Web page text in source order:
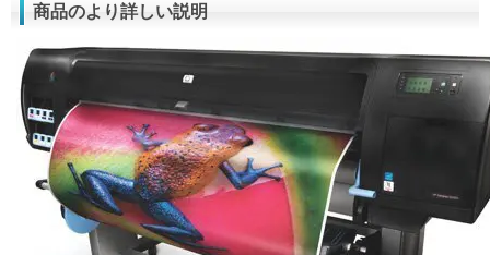
商品のより詳しい説明